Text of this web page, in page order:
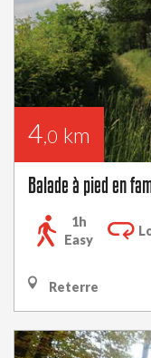
4,0 km
Balade à pied en
1h
Easy
Reterre